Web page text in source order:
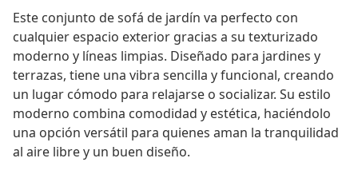
Este conjunto de sofá de jardín va perfecto con
cualquier espacio exterior gracias a su texturizado
moderno y líneas limpias. Diseñado para jardines y
terrazas, tiene una vibra sencilla y funcional, creando
un lugar cómodo para relajarse o socializar. Su estilo
moderno combina comodidad y estética, haciéndolo
una opción versátil para quienes aman la tranquilidad
al aire libre y un buen diseño.